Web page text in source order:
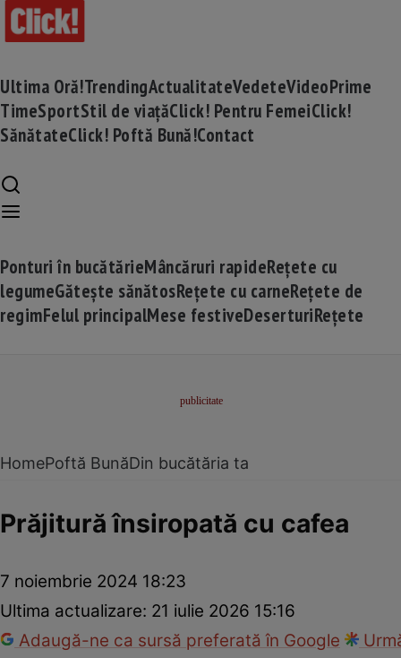
Ultima Oră!TrendingActualitateVedeteVideoPrime
TimeSportStil de viațăClick! Pentru FemeiClick!
SănătateClick! Poftă Bună!Contact
Ponturi în bucătărieMâncăruri rapideRețete cu
legumeGătește sănătosRețete cu carneRețete de
regimFelul principalMese festiveDeserturiRețete
HomePoftă BunăDin bucătăria ta
Prăjitură însiropată cu cafea
7 noiembrie 2024 18:23
Ultima actualizare: 21 iulie 2026 15:16
Adaugă-ne ca sursă preferată în Google